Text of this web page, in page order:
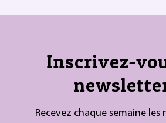
Inscrivez-
Recevez chaque semaine les